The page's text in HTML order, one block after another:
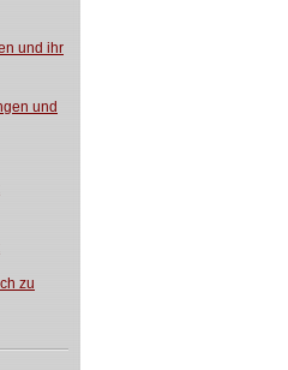
und ihr
und
zu